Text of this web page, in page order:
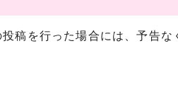
稿を行った場合には、予告な